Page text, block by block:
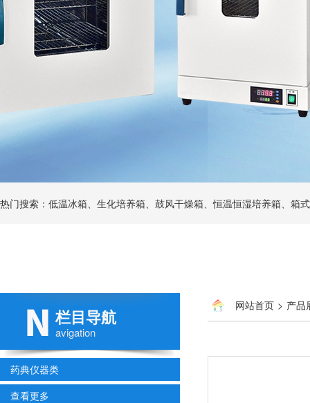
热门搜索：低温冰箱、生化培养箱、鼓风干燥箱、恒温恒湿培养箱、箱
栏目导航
avigation
药典仪器类
查看更多
网站首页 > 产品